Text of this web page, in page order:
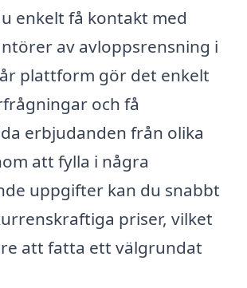
enkelt få kontakt med
av avloppsrensning i
plattform gör det enkelt
och få
erbjudanden från olika
att fylla i några
uppgifter kan du snabbt
priser, vilket
att fatta ett välgrundat